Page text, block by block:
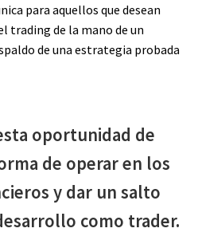
para aquellos que desean
trading de la mano de un
de una estrategia probada
oportunidad de
de operar en los
y dar un salto
como trader.